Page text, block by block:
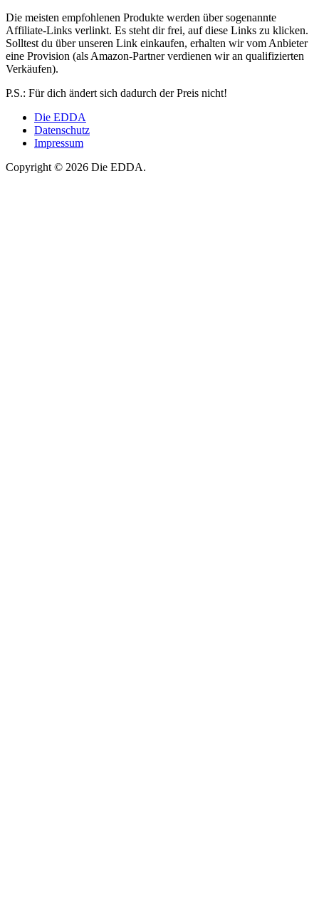
Die meisten empfohlenen Produkte werden über sogenannte
Affiliate-Links verlinkt. Es steht dir frei, auf diese Links zu klicken.
Solltest du über unseren Link einkaufen, erhalten wir vom Anbieter
eine Provision (als Amazon-Partner verdienen wir an qualifizierten
Verkäufen).
P.S.: Für dich ändert sich dadurch der Preis nicht!
Die EDDA
Datenschutz
Impressum
Copyright © 2026 Die EDDA.